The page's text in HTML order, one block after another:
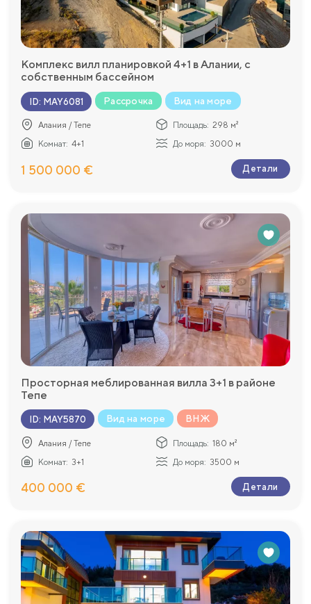
Комплекс вилл планировкой 4+1 в Алании, с
собственным бассейном
ID: MAY6081 Рассрочка Вид на море
Алания / Тепе Площадь: 298 м²
Комнат: 4+1 До моря: 3000 м
1 500 000 € Детали
Просторная меблированная вилла 3+1 в районе
Тепе
ID: MAY5870 Вид на море ВНЖ
Алания / Тепе Площадь: 180 м²
Комнат: 3+1 До моря: 3500 м
400 000 € Детали